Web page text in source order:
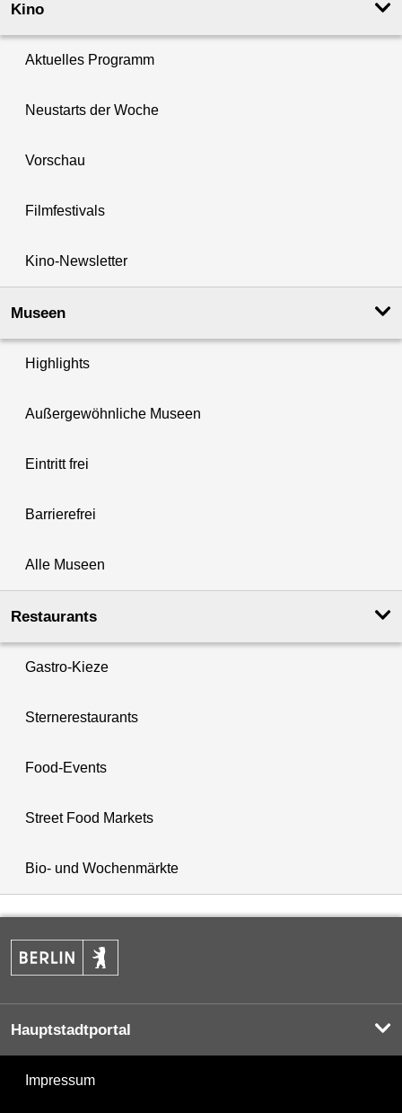
Kino
Aktuelles Programm
Neustarts der Woche
Vorschau
Filmfestivals
Kino-Newsletter
Museen
Highlights
Außergewöhnliche Museen
Eintritt frei
Barrierefrei
Alle Museen
Restaurants
Gastro-Kieze
Sternerestaurants
Food-Events
Street Food Markets
Bio- und Wochenmärkte
Hauptstadtportal
Impressum